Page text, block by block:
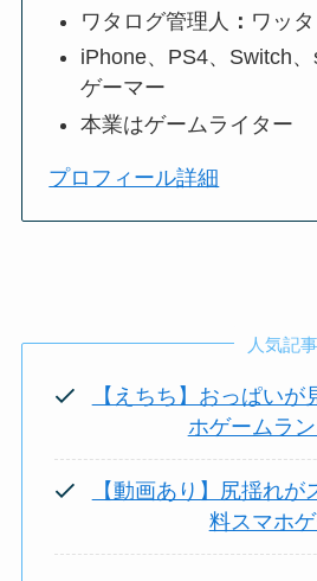
ワタログ管理人 ： ワッタ
iPhone、PS4、Switch
ゲーマー
本業はゲームライター
プロフィール詳細
人気記事
【えちち】おっぱい
ホゲームラ
【動画あり】尻揺れ
料スマホ